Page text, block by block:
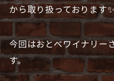
から取り扱っております✨
今回はおとべワイナリー
す。